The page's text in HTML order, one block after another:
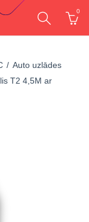
0
Auto uzlādes
T2 4,5M ar